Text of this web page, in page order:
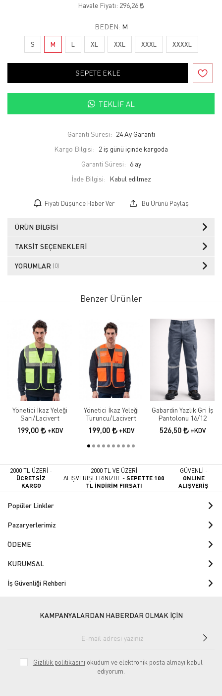
Havale Fiyatı: 296,26
BEDEN: M
S M L XL XXL XXXL XXXXL
SEPETE EKLE
TEKLIF AL
Garanti Süresi: 24 Ay Garanti
Kargo Bilgisi: 2 iş günü içinde kargoda
Garanti Süresi: 6 ay
İade Bilgisi:
Fiyatı Düşünce Haber Ver Bu Ürünü Paylaş
ÜRÜN BILGISI
TAKSIT SEÇENEKLERI
YORUMLAR (0)
Benzer Ürünler
Yönetici İkaz Yeleği
Sarı/Lacivert
199,00 +KDV
Yönetici İkaz Yeleği
Turuncu/Lacivert
199,00 +KDV
Gabardin Yazlık Gri İş
Pantolonu 16/12
526,50 +KDV
2000 TL ÜZERİ -
ÜCRETSİZ
KARGO
2000 TL VE ÜZERİ
ALIŞVERİŞLERİNİZDE -SEPETTE 100
TL İNDİRİM FIRSATI
GÜVENLİ -
ONLINE
ALIŞVERİŞ
Popüler Linkler
Pazaryerlerimiz
ÖDEME
KURUMSAL
İş Güvenliği Rehberi
KAMPANYALARDAN HABERDAR OLMAK İÇİN
Gizlilik politikasını okudum ve elektronik posta almayı kabul
ediyorum.